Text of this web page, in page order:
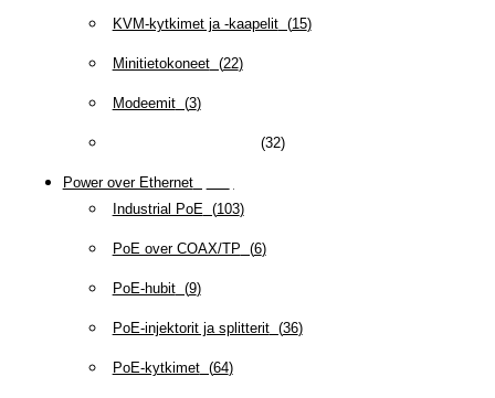
KVM-kytkimet ja -kaapelit(15)
Minitietokoneet(22)
Modeemit(3)
(32)
Power over Ethernet(
Industrial PoE(103)
PoE over COAX/TP (6)
PoE-hubit(9)
PoE-injektorit ja splitterit(36)
PoE-kytkimet(64)